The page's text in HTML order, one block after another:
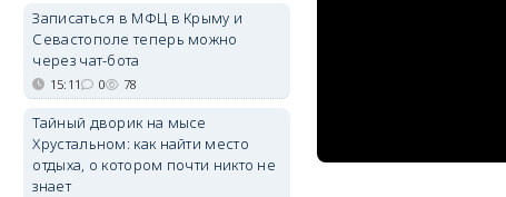
Записаться в МФЦ в Крыму и
Севастополе теперь можно
через чат-бота
15:11 0 78
Тайный дворик на мысе
Хрустальном: как найти место
отдыха, о котором почти никто не
знает